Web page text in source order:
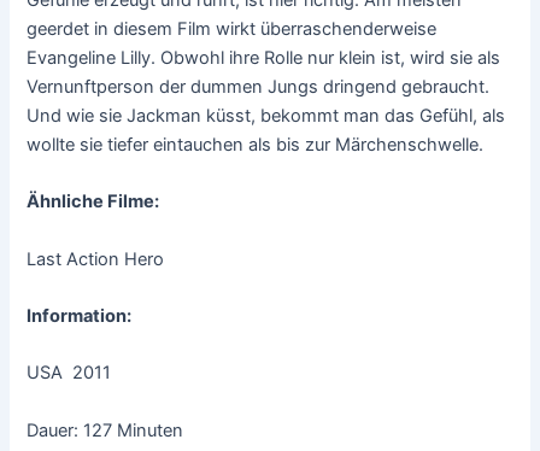
geerdet in diesem Film wirkt überraschenderweise
Evangeline Lilly. Obwohl ihre Rolle nur klein ist, wird sie als
Vernunftperson der dummen Jungs dringend gebraucht.
Und wie sie Jackman küsst, bekommt man das Gefühl, als
wollte sie tiefer eintauchen als bis zur Märchenschwelle.
Ähnliche Filme:
Last Action Hero
Information:
USA 2011
Dauer: 127 Minuten